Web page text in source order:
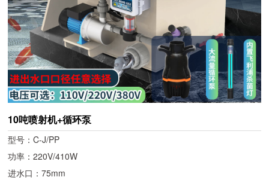
10吨喷射机+循环泵
型号：C-J/PP
功率：220V/410W
进水口：75mm